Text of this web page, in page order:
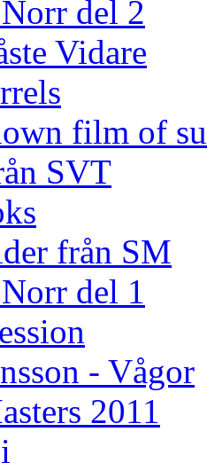
del 2
Vidare
film of
SVT
från SM
del 1
- Vågor
2011